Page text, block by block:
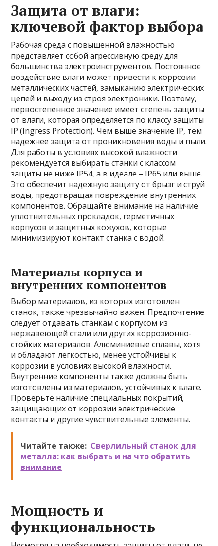
Защита от влаги:
ключевой фактор выбора
Рабочая среда с повышенной влажностью
представляет собой агрессивную среду для
большинства электроинструментов. Постоянное
воздействие влаги может привести к коррозии
металлических частей, замыканию электрических
цепей и выходу из строя электроники. Поэтому,
первостепенное значение имеет степень защиты
от влаги, которая определяется по классу защиты
IP (Ingress Protection). Чем выше значение IP, тем
надежнее защита от проникновения воды и пыли.
Для работы в условиях высокой влажности
рекомендуется выбирать станки с классом
защиты не ниже IP54, а в идеале – IP65 или выше.
Это обеспечит надежную защиту от брызг и струй
воды, предотвращая повреждение внутренних
компонентов. Обращайте внимание на наличие
уплотнительных прокладок, герметичных
корпусов и защитных кожухов, которые
минимизируют контакт станка с водой.
Материалы корпуса и
внутренних компонентов
Выбор материалов, из которых изготовлен
станок, также чрезвычайно важен. Предпочтение
следует отдавать станкам с корпусом из
нержавеющей стали или других коррозионно-
стойких материалов. Алюминиевые сплавы, хотя
и обладают легкостью, менее устойчивы к
коррозии в условиях высокой влажности.
Внутренние компоненты также должны быть
изготовлены из материалов, устойчивых к влаге.
Проверьте наличие специальных покрытий,
защищающих от коррозии электрические
контакты и другие чувствительные элементы.
Читайте также: Сверлильный станок для
металла: как выбрать и на что обратить
внимание
Мощность и
функциональность